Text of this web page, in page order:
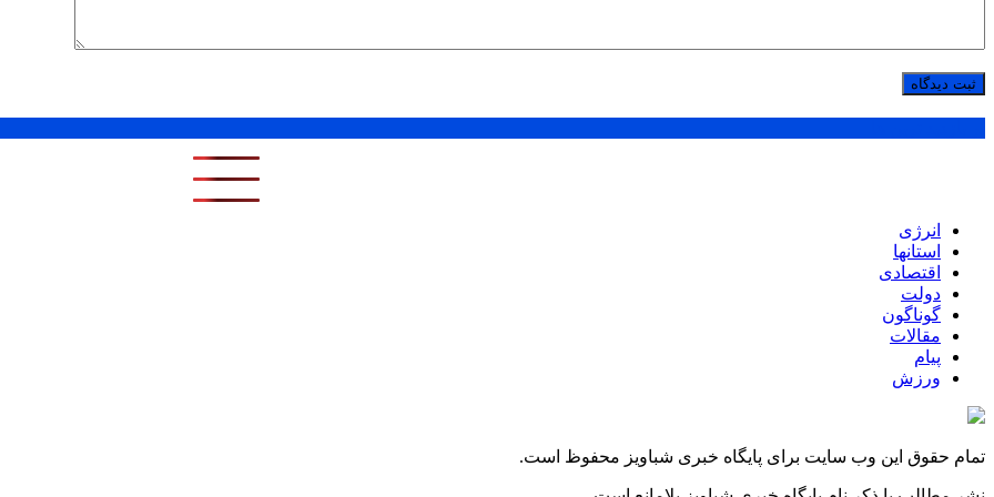
انرژی
استانها
اقتصادی
دولت
گوناگون
مقالات
پیام
ورزش
تمام حقوق این وب سایت برای پایگاه خبری شباویز محفوظ است.